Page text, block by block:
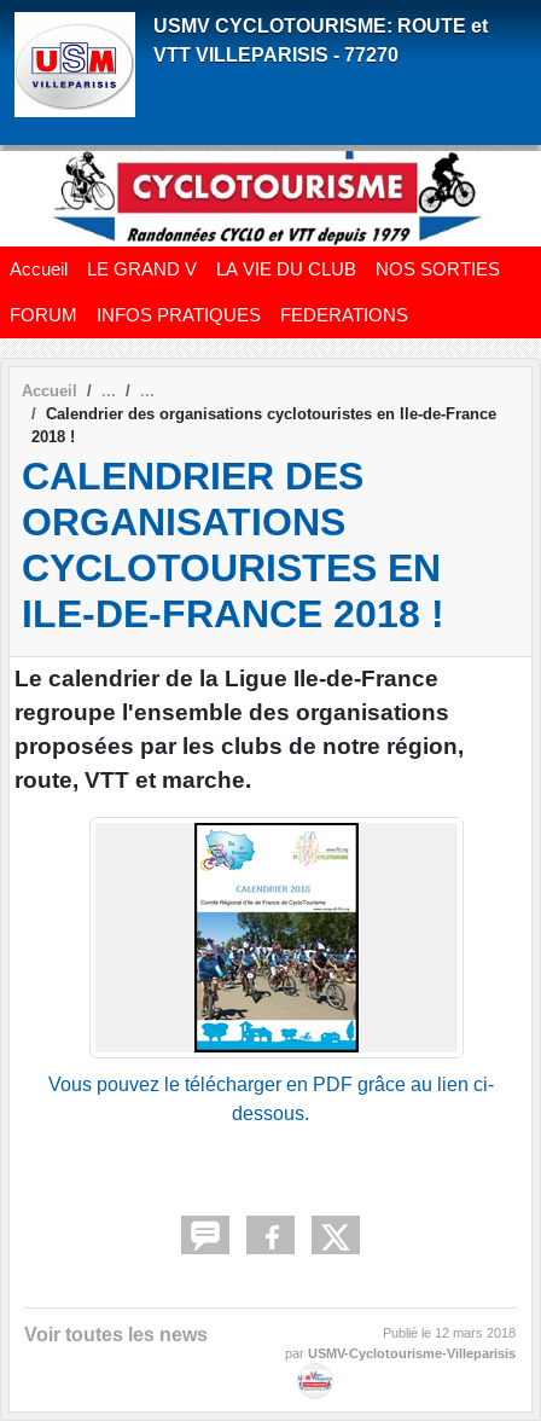
USMV CYCLOTOURISME: ROUTE et
VTT VILLEPARISIS - 77270
Accueil LE GRAND V LA VIE DU CLUB NOS SORTIES
FORUM INFOS PRATIQUES FEDERATIONS
Accueil
Calendrier des organisations cyclotouristes en Ile-de-France
2018 !
CALENDRIER DES
ORGANISATIONS
CYCLOTOURISTES EN
ILE-DE-FRANCE 2018 !
Le calendrier de la Ligue Ile-de-France
regroupe l'ensemble des organisations
proposées par les clubs de notre région,
route, VTT et marche.
Vous pouvez le télécharger en PDF grâce au lien ci-
dessous.
Voir toutes les news Publié le 12 mars 2018
par USMV-Cyclotourisme-Villeparisis
Panneau de gestion des cookies